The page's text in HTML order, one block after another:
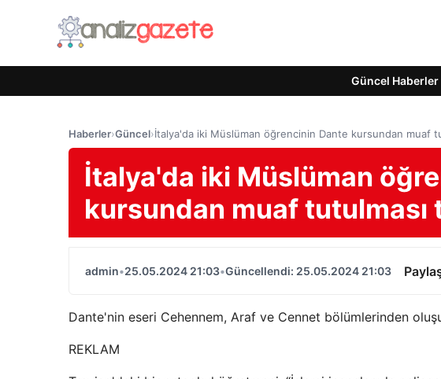
Güncel Haberler
Haberler›Güncel›İtalya'da iki Müslüman öğrencinin Dante kursundan muaf
İtalya'da iki Müslüman
kursundan muaf tutulması
admin•25.05.2024 21:03•Güncellendi: 25.05.2024 21:03
Dante'nin eseri Cehennem, Araf ve Cennet bölümlerinden
REKLAM